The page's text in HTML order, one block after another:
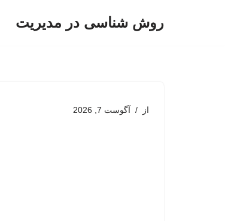
روش شناسی در مدیریت
از آگوست 7, 2026